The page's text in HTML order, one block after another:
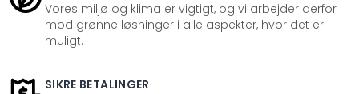
Vores miljø og klima er vigtigt, og vi arbejder derfor
mod grønne løsninger i alle aspekter, hvor det er
muligt.
SIKRE BETALINGER